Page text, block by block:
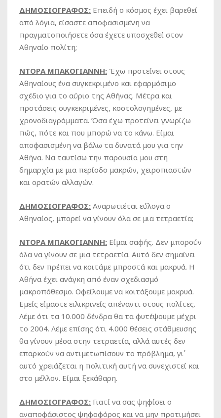
ΔΗΜΟΣΙΟΓΡΑΦΟΣ: Επειδή ο κόσμος έχει βαρεθεί
από λόγια, είσαστε αποφασισμένη να
πραγματοποιήσετε όσα έχετε υποσχεθεί στον
Αθηναίο πολίτη;
ΝΤΟΡΑ ΜΠΑΚΟΓΙΑΝΝΗ: Έχω προτείνει στους
Αθηναίους ένα συγκεκριμένο και εφαρμόσιμο
σχέδιο για το αύριο της Αθήνας. Μέτρα και
προτάσεις συγκεκριμένες, κοστολογημένες, με
χρονοδιαγράμματα. Όσα έχω προτείνει γνωρίζω
πώς, πότε και που μπορώ να το κάνω. Είμαι
αποφασισμένη να βάλω τα δυνατά μου για την
Αθήνα. Να ταυτίσω την παρουσία μου στη
δημαρχία με μια περίοδο μακρών, χειροπιαστών
και ορατών αλλαγών.
ΔΗΜΟΣΙΟΓΡΑΦΟΣ: Αναρωτιέται εύλογα ο
Αθηναίος, μπορεί να γίνουν όλα σε μια τετραετία;
ΝΤΟΡΑ ΜΠΑΚΟΓΙΑΝΝΗ: Είμαι σαφής. Δεν μπορούν
όλα να γίνουν σε μια τετραετία. Αυτό δεν σημαίνει
ότι δεν πρέπει να κοιτάμε μπροστά και μακρυά. Η
Αθήνα έχει ανάγκη από έναν σχεδιασμό
μακροπόθεσμο. Οφείλουμε να κοιτάξουμε μακρυά.
Εμείς είμαστε ειλικρινείς απέναντι στους πολίτες.
Λέμε ότι τα 10.000 δένδρα θα τα φυτέψουμε μέχρι
το 2004. Λέμε επίσης ότι 4.000 θέσεις στάθμευσης
θα γίνουν μέσα στην τετραετία, αλλά αυτές δεν
επαρκούν να αντιμετωπίσουν το πρόβλημα, γι΄
αυτό χρειάζεται η πολιτική αυτή να συνεχιστεί και
στο μέλλον. Είμαι ξεκάθαρη.
ΔΗΜΟΣΙΟΓΡΑΦΟΣ: Γιατί να σας ψηφίσει ο
αναποφάσιστος ψηφοφόρος και να μην προτιμήσει